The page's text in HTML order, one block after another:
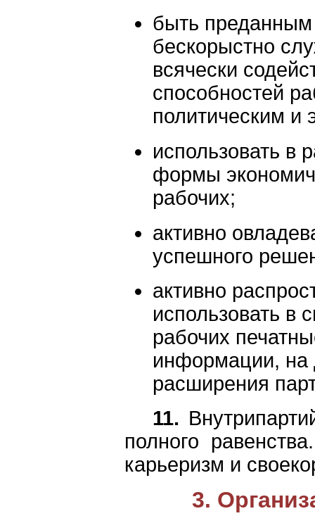
быть преданным
бескорыстно
всячески
способностей
политическим и
использовать в
формы
рабочих;
активно
успешного
активно
использовать в
рабочих
информации, на
расширения
11.
полного
карьеризм и
3.